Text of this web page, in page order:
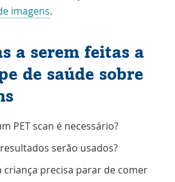
imagens.
a serem feitas a
de saúde sobre
PET scan é necessário?
serão usados?
criança precisa parar de comer